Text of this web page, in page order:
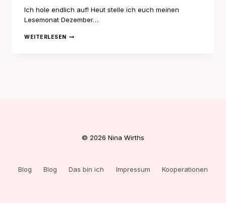
Ich hole endlich auf! Heut stelle ich euch meinen
Lesemonat Dezember…
WEITERLESENLESEMONAT
© 2026 Nina Wirths
Blog Blog Das bin ich Impressum Kooperationen